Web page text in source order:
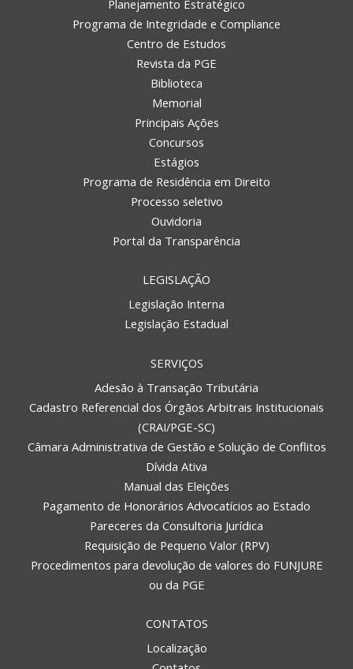
Planejamento Estratégico
Programa de Integridade e Compliance
Centro de Estudos
Revista da PGE
Biblioteca
Memorial
Principais Ações
Concursos
Estágios
Programa de Residência em Direito
Processo seletivo
Ouvidoria
Portal da Transparência
LEGISLAÇÃO
Legislação Interna
Legislação Estadual
SERVIÇOS
Adesão à Transação Tributária
Cadastro Referencial dos Órgãos Arbitrais Institucionais
(CRAI/PGE-SC)
Câmara Administrativa de Gestão e Solução de Conflitos
Dívida Ativa
Manual das Eleições
Pagamento de Honorários Advocatícios ao Estado
Pareceres da Consultoria Jurídica
Requisição de Pequeno Valor (RPV)
Procedimentos para devolução de valores do FUNJURE
ou da PGE
CONTATOS
Localização